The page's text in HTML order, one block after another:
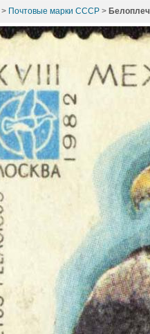
> Почтовые марки СССР >